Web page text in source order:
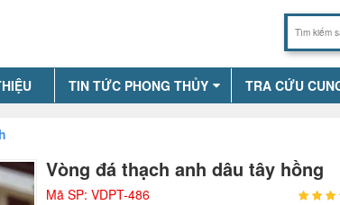
TIN TỨC PHONG THỦY TRA CỨU
Vòng đá thạch anh dâu tây hồng
Mã SP: VDPT-486